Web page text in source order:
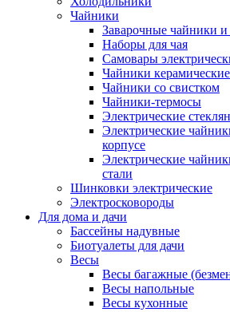
Чайники
Заварочные чайники и
Наборы для чая
Самовары
Чайники
Чайники со свистком
Чайники-термосы
Электрические
Электрические
корпусе
Электрические
стали
Шинковки электрические
Электросковороды
Для дома и дачи
Бассейны надувные
Биотуалеты для дачи
Весы
Весы багажные
Весы напольные
Весы кухонные